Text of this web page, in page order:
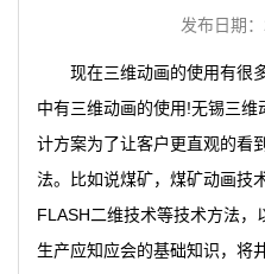
发布日期
现在三维动画的使用有很
中有三维动画的使用!无锡三维
计方案为了让客户更直观的看
法。比如说煤矿，煤矿动画技
FLASH二维技术等技术方法
生产应知应会的基础知识，将